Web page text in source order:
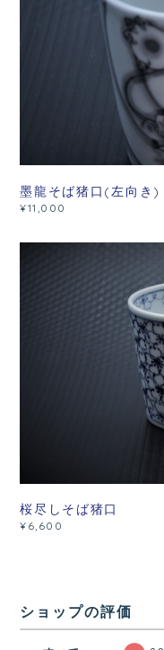
墨龍そば猪口(左向き)
¥11,000
桜尽しそば猪口
¥6,600
ショップの評価